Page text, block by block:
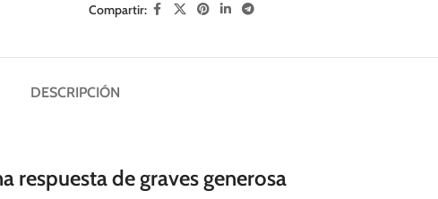
Compartir:
DESCRIPCIÓN
respuesta de graves generosa